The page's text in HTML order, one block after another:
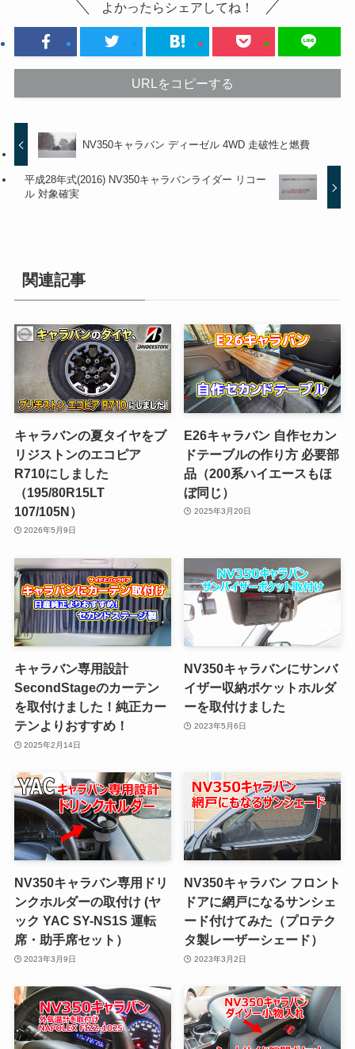
よかったらシェアしてね！
URLをコピーする
NV350キャラバン ディーゼル 4WD 走破性と燃費
平成28年式(2016) NV350キャラバンライダー リコー
ル 対象確実
関連記事
キャラバンの夏タイヤをブ
リジストンのエコピア
R710にしました
（195/80R15LT
107/105N）
2026年5月9日
E26キャラバン 自作セカン
ドテーブルの作り方 必要部
品（200系ハイエースもほ
ぼ同じ）
2025年3月20日
キャラバン専用設計
SecondStageのカーテン
を取付けました！純正カー
テンよりおすすめ！
2025年2月14日
NV350キャラバンにサンバ
イザー収納ポケットホルダ
ーを取付けました
2023年5月6日
NV350キャラバン専用ドリ
ンクホルダーの取付け (ヤ
ック YAC SY-NS1S 運転
席・助手席セット）
2023年3月9日
NV350キャラバン フロント
ドアに網戸になるサンシェ
ード付けてみた（プロテク
タ製レーザーシェード）
2023年3月2日